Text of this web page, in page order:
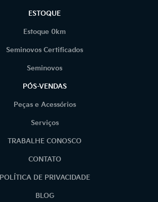
ESTOQUE
Estoque 0km
Seminovos Certificados
Seminovos
PÓS-VENDAS
Peças e Acessórios
Serviços
TRABALHE CONOSCO
CONTATO
POLÍTICA DE PRIVACIDADE
BLOG